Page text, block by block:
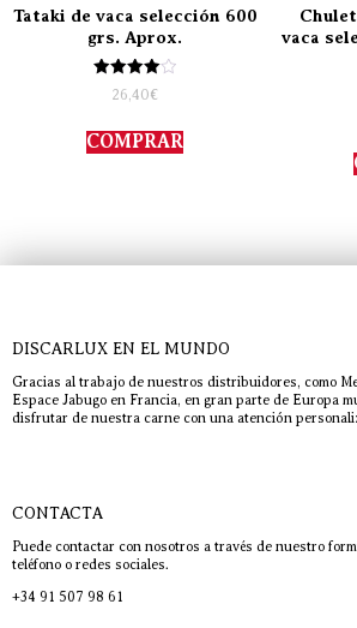
Tataki de vaca selección 600
grs. Aprox.
Valorado
con
de 5
26,40€
COMPRAR
vaca
DISCARLUX EN EL MUNDO
Gracias al trabajo de nuestros distribuidores, como
Espace Jabugo en Francia, en gran parte de Europa
disfrutar de nuestra carne con una atención
CONTACTA
Puede contactar con nosotros a través de nuestro
teléfono o redes sociales.
+34 91 507 98 61